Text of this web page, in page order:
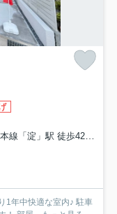
線「淀」駅 徒歩42分
1年中快適な室内♪ 駐車